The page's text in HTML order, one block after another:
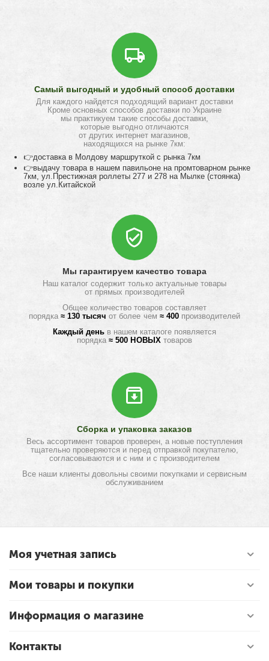
Самый выгодный и удобный способ доставки
Для каждого найдется подходящий вариант доставки
Кроме основных способов доставки по Украине
мы практикуем такие способы доставки,
которые выгодно отличаются
от других интернет магазинов,
находящихся на рынке 7км:
👉доставка в Молдову маршруткой с рынка 7км
👉выдачу товара в нашем павильоне на промтоварном рынке
7км, ул.Престижная роллеты 277 и 278 на Мылке (стоянка)
возле ул.Китайской
Мы гарантируем качество товара
Наш каталог содержит только актуальные товары
от прямых производителей
Общее количество товаров составляет
порядка≈ 130 тысяч от более чем ≈ 400 производителей
Каждый деньв нашем каталоге появляется
порядка≈ 500 НОВЫХ товаров
Сборка и упаковка заказов
Весь ассортимент товаров проверен, а новые поступления
тщательно проверяются и перед отправкой покупателю,
согласовываются и с ним и с производителем
Все наши клиенты довольны своими покупками и сервисным
обслуживанием
Моя учетная запись
Мои товары и покупки
Информация о магазине
Контакты